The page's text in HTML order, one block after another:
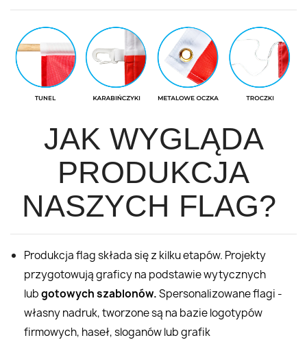
JAK WYGLĄDA
PRODUKCJA
NASZYCH FLAG?
Produkcja flag składa się z kilku etapów. Projekty
przygotowują graficy na podstawie wytycznych
lubgotowych szablonów.Spersonalizowane flagi -
własny nadruk, tworzone są na bazie logotypów
firmowych, haseł, sloganów lub grafik